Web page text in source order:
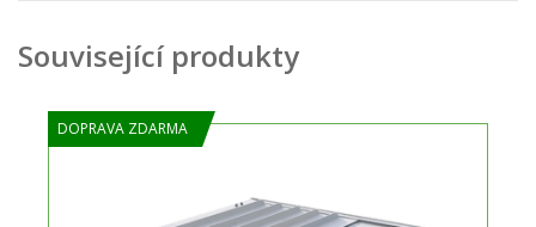
Související produkty
DOPRAVA ZDARMA